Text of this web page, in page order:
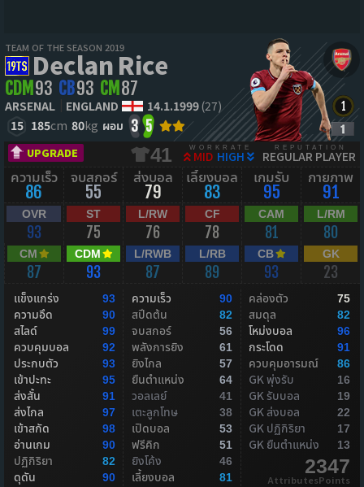
TEAM OF THE SEASON 2019
Declan Rice
CDM 93 CB93 CM 87
ARSENAL ENGLAND 14.1.1999(27)
15 185cm 80kg ผอม 3 5
UPGRADE 41 WORKRATE
MID HIGH
REPUTATION
REGULAR PLAYER
ความเร็ว
86
จบสกอร์
55
ส่งบอล
79
เลี้ยงบอล
83
เกมรับ
95
กายภาพ
91
OVR
93
ST
75
L/RW
76
CF
78
CAM
81
L/RM
80
CM
87
CDM
93
L/RWB
87
L/RB
89
CB
93
GK
23
แข็งแกร่ง 93
ความอึด 90
สไลด์ 99
ควบคุมบอล 92
ประกบตัว 93
เข้าปะทะ 95
ส่งสั้น 91
ส่งไกล 97
เข้าสกัด 98
อ่านเกม 90
ปฏิกิริยา 82
ดุดัน 90
ความเร็ว 90
สปีดต้น 82
จบสกอร์ 56
พลังการยิง 61
ยิงไกล 57
ยืนตำแหน่ง 64
วอลเลย์ 41
เตะลูกโทษ 38
เปิดบอล 53
ฟรีคิก 51
ยิงโค้ง 46
เลี้ยงบอล 81
คล่องตัว 75
สมดุล 82
โหม่งบอล 96
กระโดด 91
ควบคุมอารมณ์ 86
GK พุ่งรับ 16
GK รับบอล 19
GK ส่งบอล 22
GK ปฏิกิริยา 17
GK ยืนตำแหน่ง 13
2347
AttributesPoints